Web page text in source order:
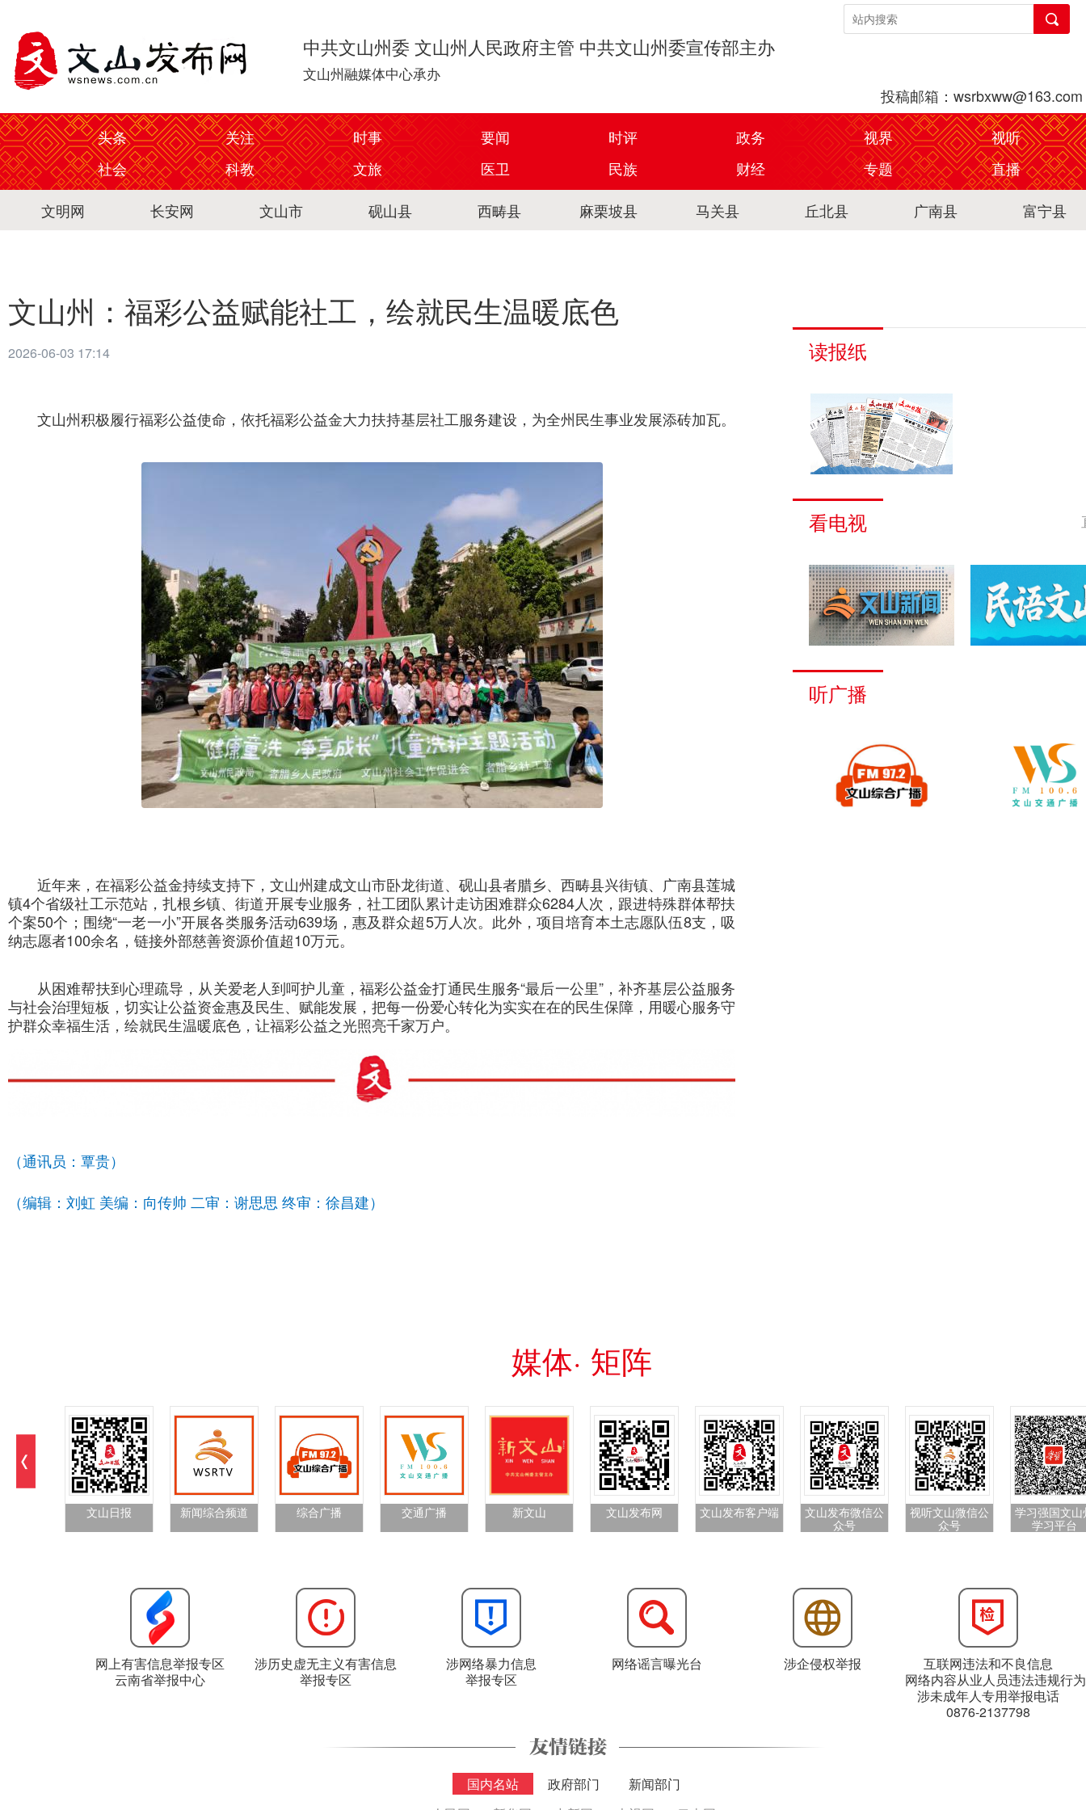
中共文山州委 文山州人民政府主管 中共文山州委宣传部主办
文山州融媒体中心承办
投稿邮箱：wsrbxww@163.com
头条
关注 时事 要闻 时评 政务 视界
视听
社会
科教 文旅 医卫 民族 财经 专题
直播
文明网
长安网 文山市 砚山县 西畴县 麻栗坡县 马关县 丘北县 广南县 富宁县
文山州：福彩公益赋能社工，绘就民生温暖底色
2026-06-03 17:14
文山州积极履行福彩公益使命，依托福彩公益金大力扶持基层社工服务建设，为全州民生事业发展添砖加瓦。
近年来，在福彩公益金持续支持下，文山州建成文山市卧龙街道、砚山县者腊乡、西畴县兴街镇、广南县莲城
镇4个省级社工示范站，扎根乡镇、街道开展专业服务，社工团队累计走访困难群众6284人次，跟进特殊群体帮扶
个案50个；围绕“一老一小”开展各类服务活动639场，惠及群众超5万人次。此外，项目培育本土志愿队伍8支，吸
纳志愿者100余名，链接外部慈善资源价值超10万元。
从困难帮扶到心理疏导，从关爱老人到呵护儿童，福彩公益金打通民生服务“最后一公里”，补齐基层公益服务
与社会治理短板，切实让公益资金惠及民生、赋能发展，把每一份爱心转化为实实在在的民生保障，用暖心服务守
护群众幸福生活，绘就民生温暖底色，让福彩公益之光照亮千家万户。
（通讯员：覃贵）
（编辑：刘虹 美编：向传帅 二审：谢思思 终审：徐昌建）
读报纸
看电视
听广播
媒体· 矩阵
文山日报 新闻综合频道 综合广播 交通广播 新文山 文山发布网 文山发布客户端
文山发布微信公
众号
视听文山微信公
众号
学习强国文山
学习平台
网上有害信息举报专区
云南省举报中心
涉历史虚无主义有害信息
举报专区
涉网络暴力信息
举报专区
网络谣言曝光台 涉企侵权举报
互联网违法和不良信息
网络内容从业人员违法违规行为
涉未成年人专用举报电话
0876-2137798
国内名站 政府部门
新闻部门